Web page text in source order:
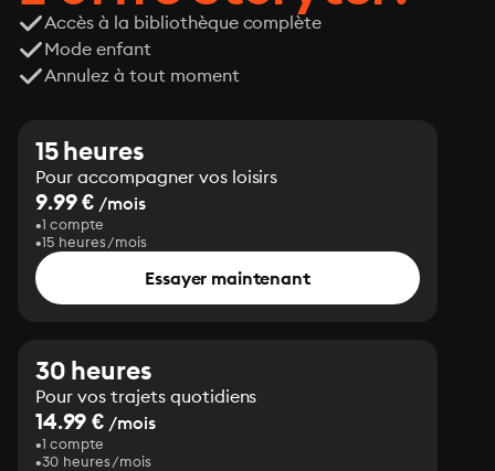
Accès à la bibliothèque complète
Mode enfant
Annulez à tout moment
15 heures
Pour accompagner vos loisirs
9.99 € /mois
1 compte
15 heures/mois
Essayer maintenant
30 heures
Pour vos trajets quotidiens
14.99 € /mois
1 compte
30 heures/mois